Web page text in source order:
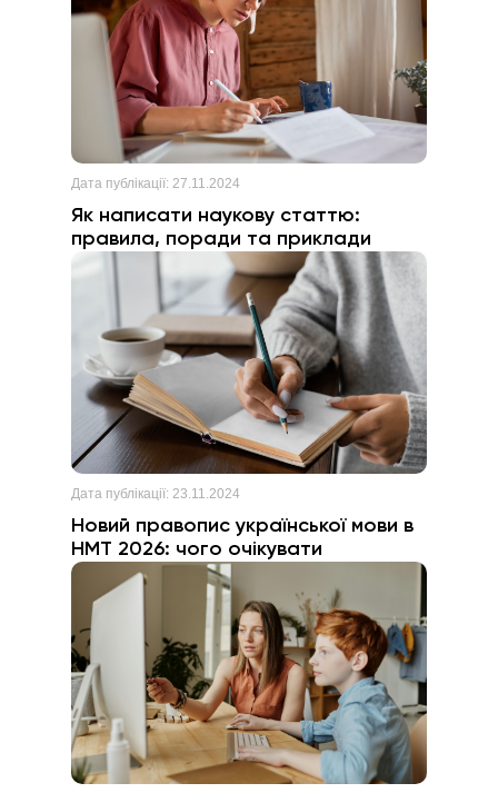
Дата публікації: 27.11.2024
Як написати наукову статтю:
правила, поради та приклади
Дата публікації: 23.11.2024
Новий правопис української мови в
НМТ 2026: чого очікувати